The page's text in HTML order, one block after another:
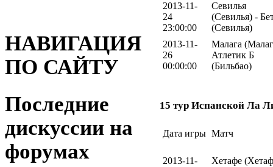
НАВИГАЦИЯ
ПО САЙТУ
Последние
дискуссии на
форумах
2013-11-
24
23:00:00
Севилья
(Севилья) -
(Севилья)
2013-11-
26
00:00:00
Малага
Атлетик Б
(Бильбао)
15 тур Испанской Ла
Дата игры Матч
2013-11-
Хетафе